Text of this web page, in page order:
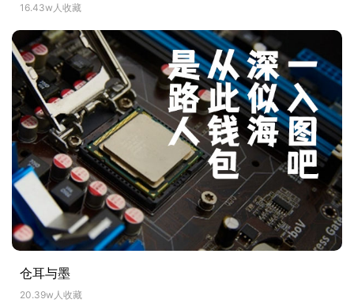
16.43w人收藏
仓耳与墨
20.39w人收藏